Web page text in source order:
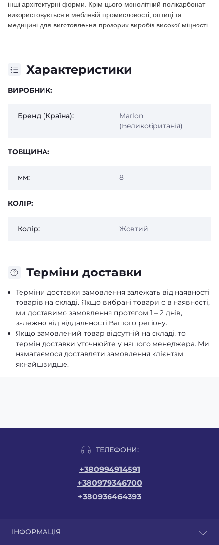
інші архітектурні форми. Крім цього монолітний полікарбонат
використовується в меблевій промисловості, оптиці та
медицині для виготовлення прозорих виробів високої міцності.
Характеристики
ВИРОБНИК:
Бренд (Країна):
Marlon
(Великобританія)
ТОВЩИНА:
мм: 8
КОЛІР:
Колір: Жовтий
Терміни доставки
Терміни доставки замовлення залежать від наявності
товарів на складі. Якщо вибрані товари є в наявності,
ми доставимо замовлення протягом 1 – 2 днів,
залежно від віддаленості Вашого регіону.
Якщо замовлений товар відсутній на складі, то
термін доставки уточнюйте у нашого менеджера. Ми
намагаємося доставляти замовлення клієнтам
якнайшвидше.
ТЕЛЕФОНИ:
+380994914591
+380979346700
+380936464393
ІНФОРМАЦІЯ